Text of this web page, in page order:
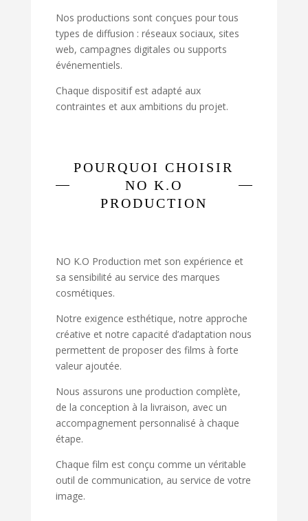
Nos productions sont conçues pour tous
types de diffusion : réseaux sociaux, sites
web, campagnes digitales ou supports
événementiels.
Chaque dispositif est adapté aux
contraintes et aux ambitions du projet.
POURQUOI CHOISIR
NO K.O
PRODUCTION
NO K.O Production met son expérience et
sa sensibilité au service des marques
cosmétiques.
Notre exigence esthétique, notre approche
créative et notre capacité d’adaptation nous
permettent de proposer des films à forte
valeur ajoutée.
Nous assurons une production complète,
de la conception à la livraison, avec un
accompagnement personnalisé à chaque
étape.
Chaque film est conçu comme un véritable
outil de communication, au service de votre
image.